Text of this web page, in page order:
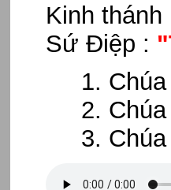
Kinh thánh
Sứ Điệp :